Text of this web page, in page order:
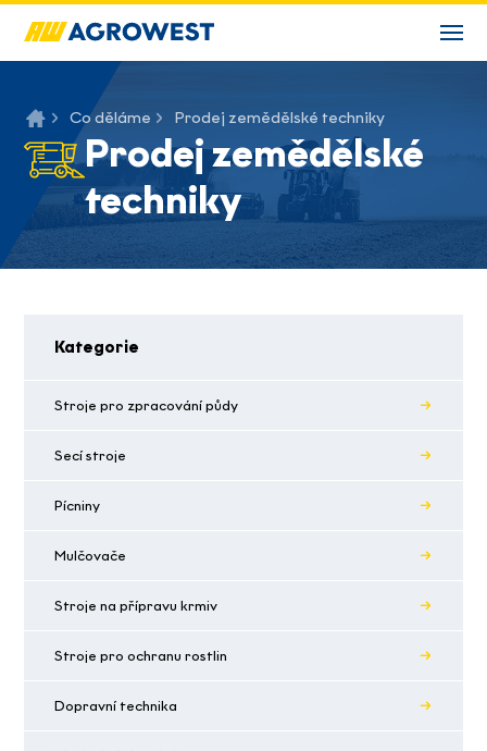
Co děláme Prodej zemědělské techniky
Prodej zemědělské
techniky
Kategorie
Stroje pro zpracování půdy
Secí stroje
Pícniny
Mulčovače
Stroje na přípravu krmiv
Stroje pro ochranu rostlin
Dopravní technika